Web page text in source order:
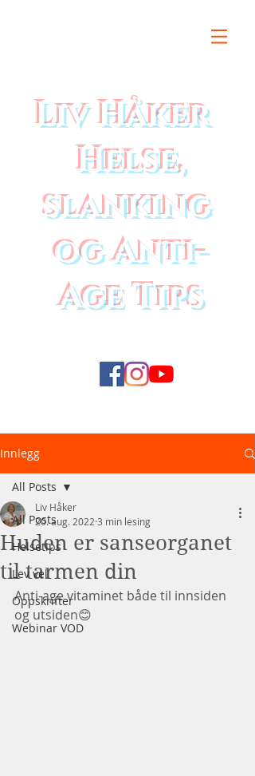
Liv Håker
Helse,
slanking
og Anti-
Age Tips
Helsediett
Innlegg
All Posts
Helsetips
Lev vel
Oppskrifter
Webinar VOD
All Posts
Huden er sanseorganet
til tarmen din
Liv Håker
20. aug. 2022 3 min lesing
Anti-age vitaminet både til innsiden
og utsiden😊